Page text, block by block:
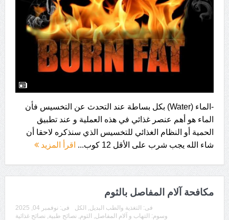
-الماء (Water) بكل بساطة عند التحدث عن التخسيس فأن
الماء هو أهم عنصر غذائي في هذه العملية و عند تطبيق
الحمية أو النظام الغذائي للتخسيس الذي سنذكره لاحقا أن
شاء الله يجب شرب على الأقل 12 كوب...
اقرأ المزيد
مكافحة آلام المفاصل بالثوم
فى: نوفمبر 04, 2025 فى: التغذية والطب البديل, الكل
وسوم: التهاب و آلام المفاصل, الثوم, نصائح طبية, نصائح غذائية